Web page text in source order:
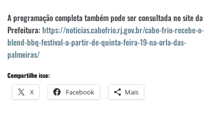
A programação completa também pode ser consultada no site da
Prefeitura: https://noticias.cabofrio.rj.gov.br/cabo-frio-recebe-o-
blend-bbq-festival-a-partir-de-quinta-feira-19-na-orla-das-
palmeiras/
Compartilhe isso:
X Facebook Mais